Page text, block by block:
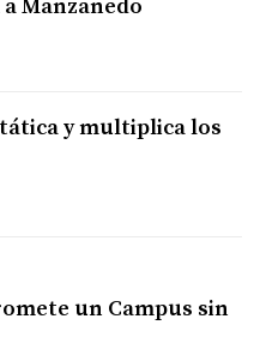
Manzanedo
y multiplica los
un Campus sin